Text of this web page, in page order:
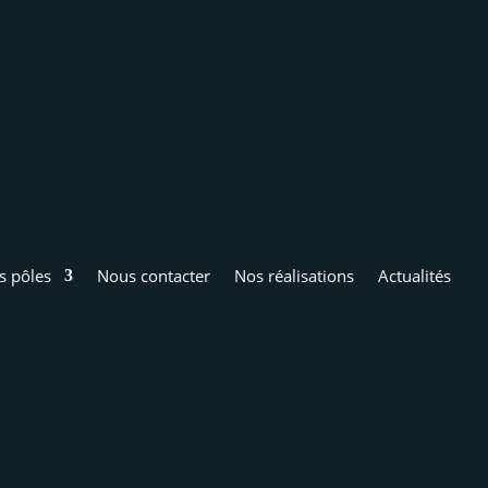
pôles Nous contacter Nos réalisations Actualités